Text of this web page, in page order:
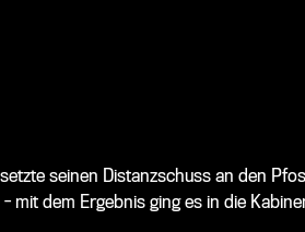
seinen Distanzschuss an den
mit dem Ergebnis ging es in die